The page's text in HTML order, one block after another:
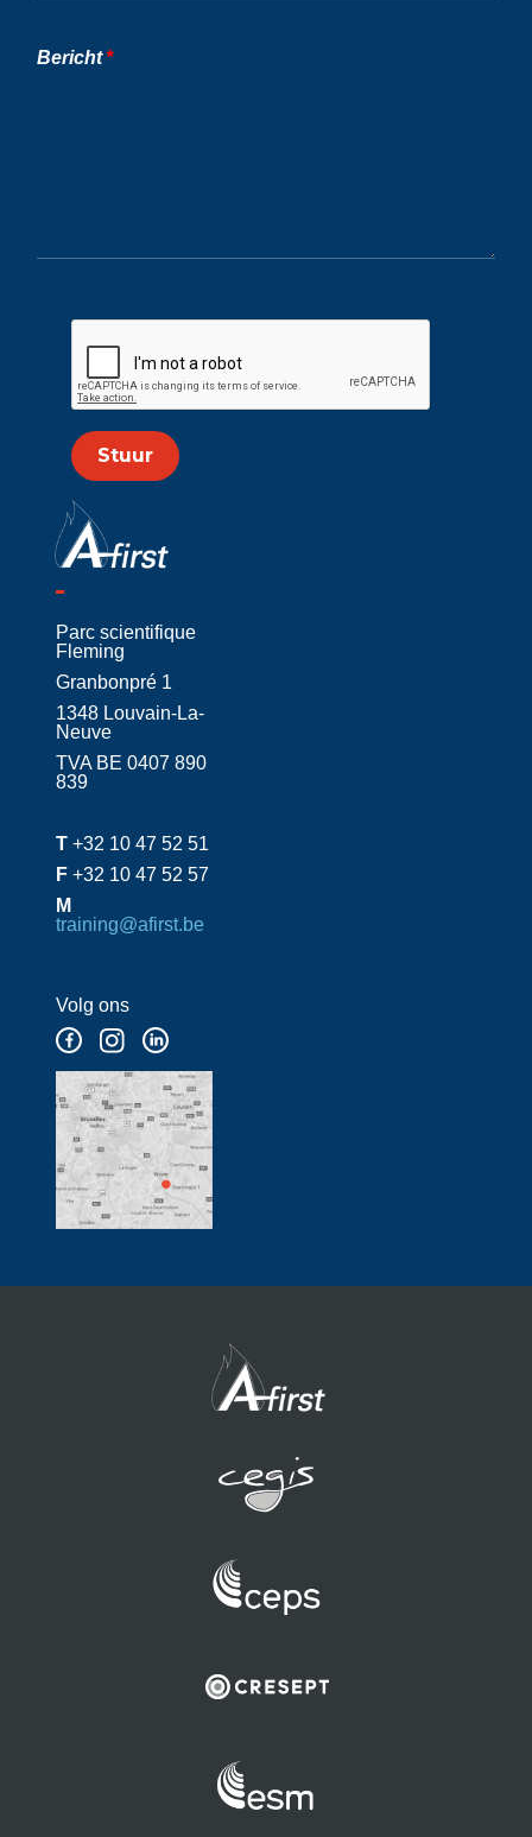
Bericht
Stuur
Parc scientifique
Fleming
Granbonpré 1
1348 Louvain-La-
Neuve
TVA BE 0407 890
839
T +32 10 47 52 51
F +32 10 47 52 57
M
training@afirst.be
Volg ons